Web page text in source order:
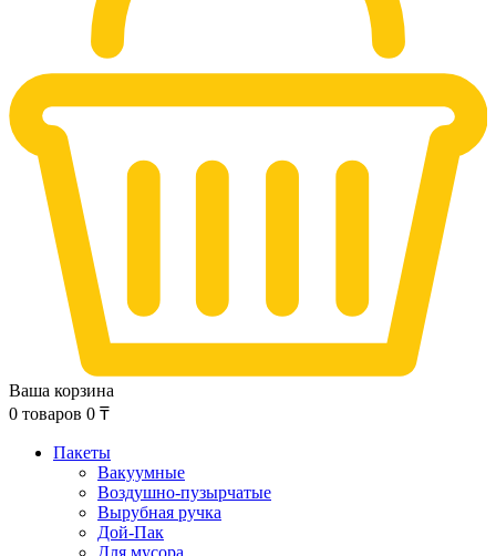
Ваша корзина
0 товаров 0 ₸
Пакеты
Вакуумные
Воздушно-пузырчатые
Вырубная ручка
Дой-Пак
Для мусора